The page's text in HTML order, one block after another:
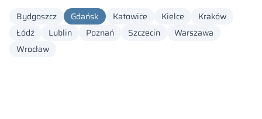
Bydgoszcz Gdańsk Katowice Kielce
Kraków
Łódź
Lublin Poznań Szczecin
Warszawa
Wrocław